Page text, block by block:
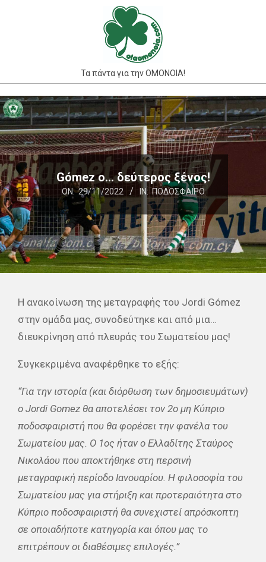
Τα πάντα για την ΟΜΟΝΟΙΑ!
Primary
Navigation
Menu
Gómez ο… δεύτερος ξένος!
ON: 29/11/2022 IN: ΠΟΔΌΣΦΑΙΡΟ
Η ανακοίνωση της μεταγραφής του Jordi Gómez
στην ομάδα μας, συνοδεύτηκε και από μια…
διευκρίνηση από πλευράς του Σωματείου μας!
Συγκεκριμένα αναφέρθηκε το εξής:
“Για την ιστορία (και διόρθωση των δημοσιευμάτων)
ο Jordi Gomez θα αποτελέσει τον 2ο μη Κύπριο
ποδοσφαιριστή που θα φορέσει την φανέλα του
Σωματείου μας. Ο 1ος ήταν ο Ελλαδίτης Σταύρος
Νικολάου που αποκτήθηκε στη περσινή
μεταγραφική περίοδο Ιανουαρίου. Η φιλοσοφία του
Σωματείου μας για στήριξη και προτεραιότητα στο
Κύπριο ποδοσφαιριστή θα συνεχιστεί απρόσκοπτη
σε οποιαδήποτε κατηγορία και όπου μας το
επιτρέπουν οι διαθέσιμες επιλογές.”